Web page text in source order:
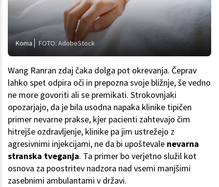
Koma FOTO: AdobeStock
Wang Ranran zdaj čaka dolga pot okrevanja. Čeprav
lahko spet odpira oči in prepozna svoje bližnje, še vedno
ne more govoriti ali se premikati. Strokovnjaki
opozarjajo, da je bila usodna napaka klinike tipičen
primer nevarne prakse, kjer pacienti zahtevajo čim
hitrejše ozdravljenje, klinike pa jim ustrežejo z
agresivnimi injekcijami, ne da bi upoštevale nevarna
stranska tveganja. Ta primer bo verjetno služil kot
osnova za poostritev nadzora nad vsemi manjšimi
zasebnimi ambulantami v državi.